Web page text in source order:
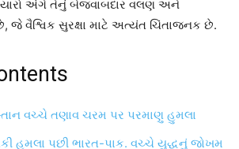
અંગે તેનું બેજવાબદાર વલણ અને
જે વૈશ્વિક સુરક્ષા માટે અત્યંત ચિંતાજનક છે.
વચ્ચે તણાવ ચરમ પર પરમાણુ હુમલા
હુમલા પછી ભારત-પાક. વચ્ચે યુદ્ધનું જોખમ